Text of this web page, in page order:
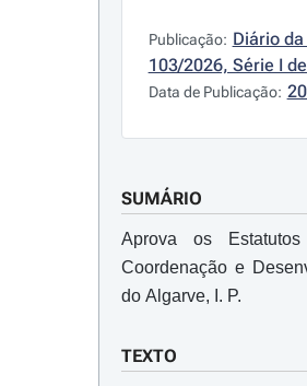
Publicação: Diário
103/2026, Série I
Data de Publicação:
SUMÁRIO
Aprova os
Coordenação e
do Algarve, I. P.
TEXTO